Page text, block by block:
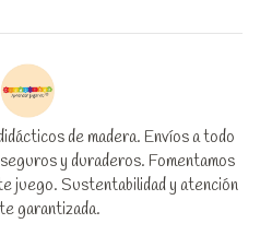
de madera. Envíos a todo
y duraderos. Fomentamos
juego. Sustentabilidad y atención
garantizada.